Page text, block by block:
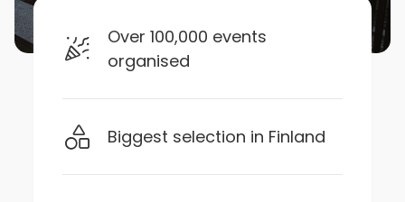
Over 100,000 events
organised
Biggest selection in Finland